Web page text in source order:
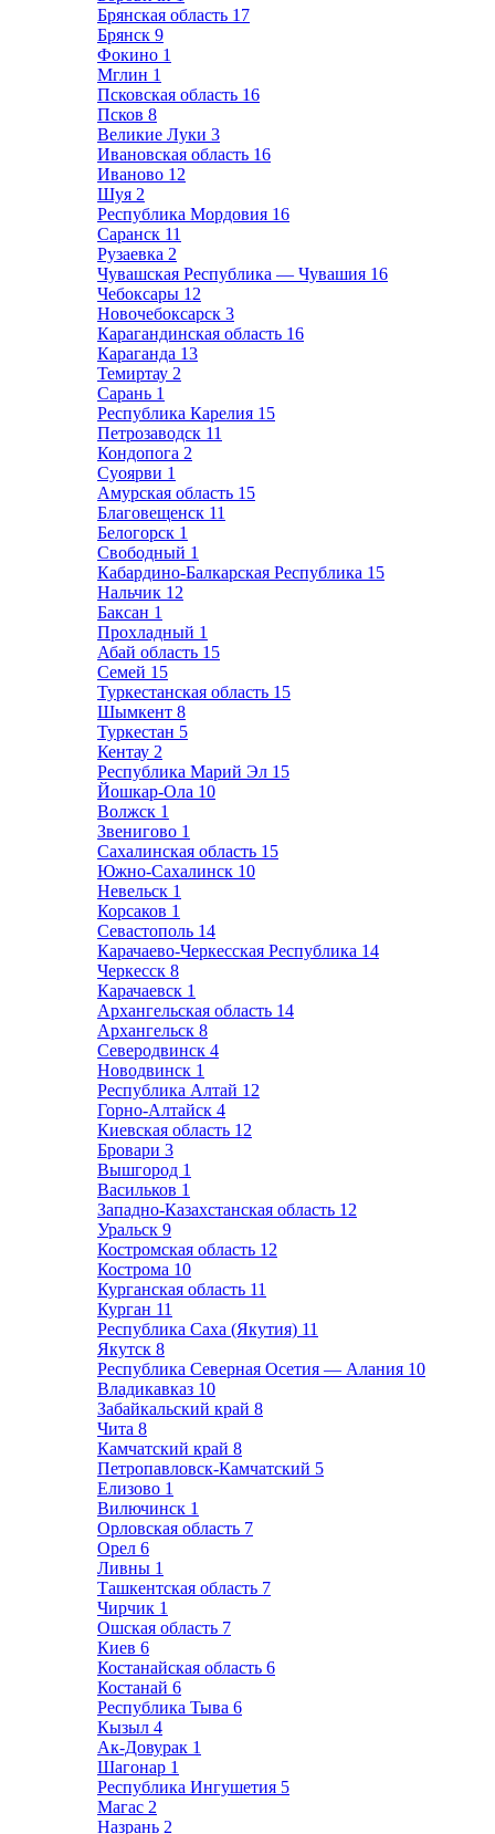
Брянская область 17
Брянск 9
Фокино 1
Мглин 1
Псковская область 16
Псков 8
Великие Луки 3
Ивановская область 16
Иваново 12
Шуя 2
Республика Мордовия 16
Саранск 11
Рузаевка 2
Чувашская Республика — Чувашия 16
Чебоксары 12
Новочебоксарск 3
Карагандинская область 16
Караганда 13
Темиртау 2
Сарань 1
Республика Карелия 15
Петрозаводск 11
Кондопога 2
Суоярви 1
Амурская область 15
Благовещенск 11
Белогорск 1
Свободный 1
Кабардино-Балкарская Республика 15
Нальчик 12
Баксан 1
Прохладный 1
Абай область 15
Семей 15
Туркестанская область 15
Шымкент 8
Туркестан 5
Кентау 2
Республика Марий Эл 15
Йошкар-Ола 10
Волжск 1
Звенигово 1
Сахалинская область 15
Южно-Сахалинск 10
Невельск 1
Корсаков 1
Севастополь 14
Карачаево-Черкесская Республика 14
Черкесск 8
Карачаевск 1
Архангельская область 14
Архангельск 8
Северодвинск 4
Новодвинск 1
Республика Алтай 12
Горно-Алтайск 4
Киевская область 12
Бровари 3
Вышгород 1
Васильков 1
Западно-Казахстанская область 12
Уральск 9
Костромская область 12
Кострома 10
Курганская область 11
Курган 11
Республика Саха (Якутия) 11
Якутск 8
Республика Северная Осетия — Алания 10
Владикавказ 10
Забайкальский край 8
Чита 8
Камчатский край 8
Петропавловск-Камчатский 5
Елизово 1
Вилючинск 1
Орловская область 7
Орел 6
Ливны 1
Ташкентская область 7
Чирчик 1
Ошская область 7
Киев 6
Костанайская область 6
Костанай 6
Республика Тыва 6
Кызыл 4
Ак-Довурак 1
Шагонар 1
Республика Ингушетия 5
Магас 2
Назрань 2